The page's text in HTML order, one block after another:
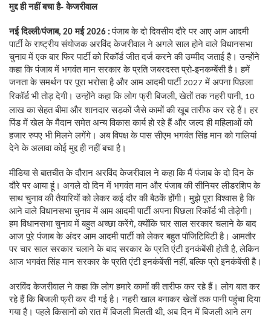
मुद्द ही नहीं बचा है- केजरीवाल
नई दिल्ली/पंजाब, 20 मई 2026 :पंजाब के दो दिवसीय दौरे पर आए आम आदमी
पार्टी के राष्ट्रीय संयोजक अरविंद केजरीवाल ने अगले साल होने वाले विधानसभा
चुनाव में एक बार फिर पार्टी को रिकॉर्ड जीत दर्ज करने की उम्मीद जताई है। उन्होंने
कहा कि पंजाब में भगवंत मान सरकार के प्रति जबरदस्त प्रो-इनकम्बेंसी है। हमें
जनता के समर्थन पर पूरा भरोसा है और आम आदमी पार्टी 2027 में अपना पिछला
रिकॉर्ड भी तोड़ देगी। उन्होंने कहा कि लोग फ्री बिजली,खेतों तक नहरी पानी, 10
लाख का सेहत बीमा और शानदार सड़कों जैसे कामों की खूब तारीफ कर रहे हैं। हर
पिंड में खेल के मैदान समेत अन्य विकास कार्य हो रहे हैं और जल्द ही महिलाओं को
हजार रुपए भी मिलने लगेंगे। अब विपक्ष के पास सीएम भगवंत सिंह मान को गालियां
देने के अलावा कोई मुद्द ही नहीं बचा है।
मीडिया से बातचीत के दौरान अरविंद केजरीवाल ने कहा कि मैं पंजाब के दो दिन के
दौरे पर आया हूं। अगले दो दिन में भगवंत मान और पंजाब की सीनियर लीडरशिप के
साथ चुनाव की तैयारियों को लेकर कई दौर की बैठकें होंगी। मुझे पूरा विश्वास है कि
आने वाले विधानसभा चुनाव में आम आदमी पार्टी अपना पिछला रिकॉर्ड भी तोड़ेगी।
हम विधानसभा चुनाव में बहुत अच्छा करेंगे,क्योंकि चार साल सरकार चलाने के बाद
आज पूरे पंजाब के अंदर आम आदमी पार्टी को लेकर बहुत पॉजिटिविटी है। आमतौर
पर चार साल सरकार चलाने के बाद सरकार के प्रति एंटी इनकंबेंसी होती है,लेकिन
आज भगवंत सिंह मान सरकार के प्रति एंटी इनकंबेंसी नहीं,बल्कि प्रो इनकंबेंसी है।
अरविंद केजरीवाल ने कहा कि लोग हमारे कामों की तारीफ कर रहे हैं। लोग बात कर
रहे हैं कि बिजली फ्री कर दी गई है। नहरी खाल बनाकर खेतों तक पानी पहुंचा दिया
गया है। पहले किसानों को रात में बिजली मिलती थी, अब दिन में बिजली आने लग